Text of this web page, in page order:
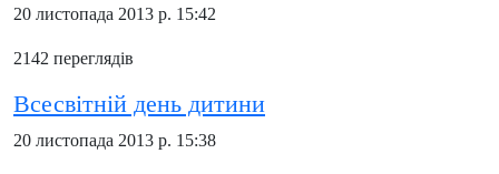
20 листопада 2013 р. 15:42
2142 переглядів
Всесвітній день дитини
20 листопада 2013 р. 15:38